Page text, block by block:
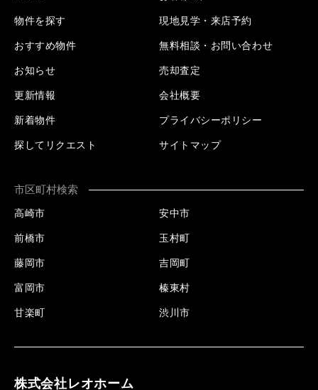
物件を探す
おすすめ物件
お知らせ
更新情報
新着物件
探してリクエスト
現地見学・来店予約
無料相談・お問い合わせ
売却査定
会社概要
プライバシーポリシー
サイトマップ
市区町村検索
高崎市
前橋市
藤岡市
富岡市
甘楽町
安中市
玉村町
吉岡町
榛東村
渋川市
株式会社レオホーム